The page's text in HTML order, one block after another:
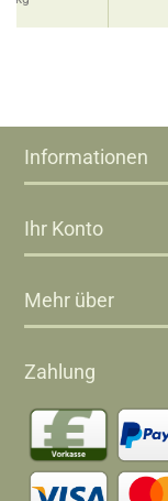
Informationen
Ihr Konto
Mehr über
Zahlung